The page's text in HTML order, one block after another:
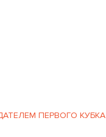
ПЕРВОГО КУБКА